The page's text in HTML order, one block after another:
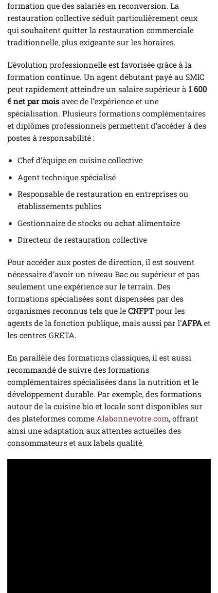
formation que des salariés en reconversion. La
restauration collective séduit particulièrement ceux
qui souhaitent quitter la restauration commerciale
traditionnelle, plus exigeante sur les horaires.
L’évolution professionnelle est favorisée grâce à la
formation continue. Un agent débutant payé au SMIC
peut rapidement atteindre un salaire supérieur à 1 600
€ net par moisavec de l’expérience et une
spécialisation. Plusieurs formations complémentaires
et diplômes professionnels permettent d’accéder à des
postes à responsabilité :
Chef d’équipe en cuisine collective
Agent technique spécialisé
Responsable de restauration en entreprises ou
établissements publics
Gestionnaire de stocks ou achat alimentaire
Directeur de restauration collective
Pour accéder aux postes de direction, il est souvent
nécessaire d’avoir un niveau Bac ou supérieur et pas
seulement une expérience sur le terrain. Des
formations spécialisées sont dispensées par des
organismes reconnus tels que leCNFPTpour les
agents de la fonction publique, mais aussi par l’AFPAet
les centres GRETA.
En parallèle des formations classiques, il est aussi
recommandé de suivre des formations
complémentaires spécialisées dans la nutrition et le
développement durable. Par exemple, des formations
autour de la cuisine bio et locale sont disponibles sur
des plateformes comme Alabonnevotre.com, offrant
ainsi une adaptation aux attentes actuelles des
consommateurs et aux labels qualité.